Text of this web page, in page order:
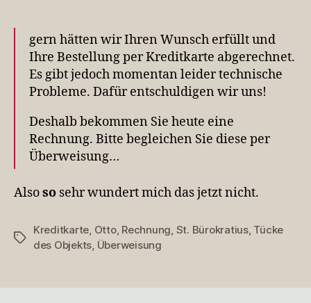
gern hätten wir Ihren Wunsch erfüllt und
Ihre Bestellung per Kreditkarte abgerechnet.
Es gibt jedoch momentan leider technische
Probleme. Dafür entschuldigen wir uns!
Deshalb bekommen Sie heute eine
Rechnung. Bitte begleichen Sie diese per
Überweisung…
Alsoso sehr wundert mich das jetzt nicht.
Schlagwörter
Kreditkarte, Otto, Rechnung, St. Bürokratius, Tücke
des Objekts, Überweisung